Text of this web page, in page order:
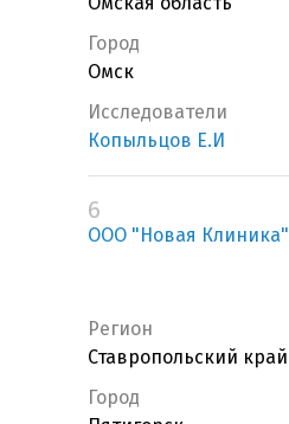
Город
Омск
Исследователи
Копыльцов Е.И
6
ООО "Новая Клиника"
Регион
Ставропольский край
Город